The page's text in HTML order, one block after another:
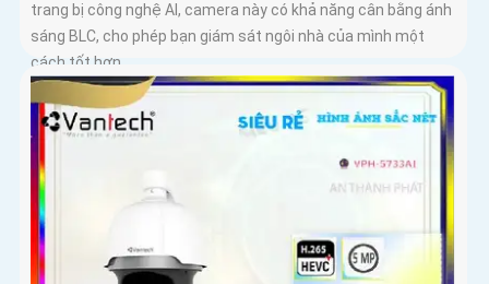
trang bị công nghệ AI, camera này có khả năng cân bằng ánh
sáng BLC, cho phép bạn giám sát ngôi nhà của mình một
cách tốt hơn